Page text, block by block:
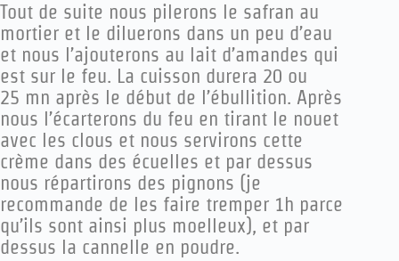
Tout de suite nous pilerons le safran au
mortier et le diluerons dans un peu d’eau
et nous l’ajouterons au lait d’amandes qui
est sur le feu. La cuisson durera 20 ou
25 mn après le début de l’ébullition. Après
nous l’écarterons du feu en tirant le nouet
avec les clous et nous servirons cette
crème dans des écuelles et par dessus
nous répartirons des pignons (je
recommande de les faire tremper 1h parce
qu’ils sont ainsi plus moelleux), et par
dessus la cannelle en poudre.